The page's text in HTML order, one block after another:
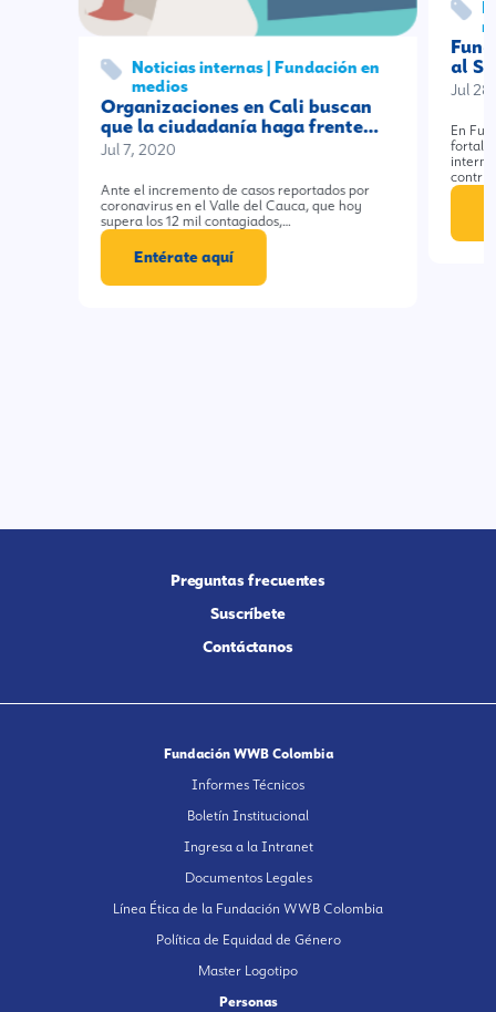
Noticias internas | Fundación en
medios
Organizaciones en Cali buscan
que la ciudadanía haga frente…
Jul 7, 2020
Ante el incremento de casos reportados por
coronavirus en el Valle del Cauca, que hoy
supera los 12 mil contagiados,…
Entérate aquí
al
Jul
En
Preguntas frecuentes
Suscríbete
Contáctanos
Fundación WWB Colombia
Informes Técnicos
Boletín Institucional
Ingresa a la Intranet
Documentos Legales
Línea Ética de la Fundación WWB Colombia
Política de Equidad de Género
Master Logotipo
Personas